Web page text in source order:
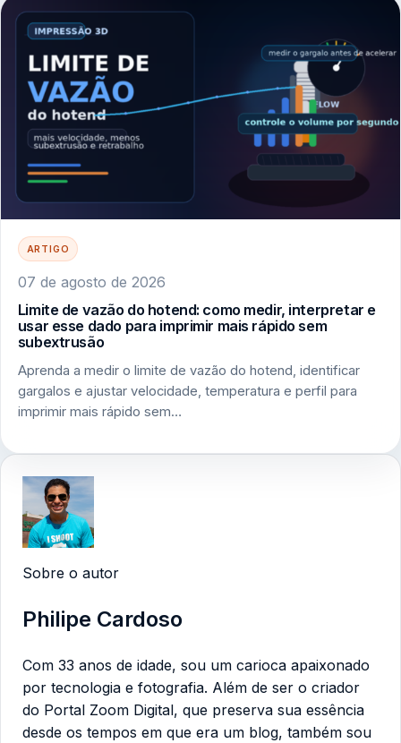
ARTIGO
07 de agosto de 2026
Limite de vazão do hotend: como medir, interpretar e
usar esse dado para imprimir mais rápido sem
subextrusão
Aprenda a medir o limite de vazão do hotend, identificar
gargalos e ajustar velocidade, temperatura e perfil para
imprimir mais rápido sem…
Sobre o autor
Philipe Cardoso
Com 33 anos de idade, sou um carioca apaixonado
por tecnologia e fotografia. Além de ser o criador
do Portal Zoom Digital, que preserva sua essência
desde os tempos em que era um blog, também sou